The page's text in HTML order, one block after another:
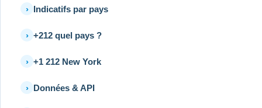
Indicatifs par pays
+212 quel pays ?
+1 212 New York
Données & API